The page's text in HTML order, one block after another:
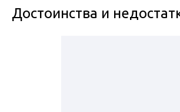
Достоинства и